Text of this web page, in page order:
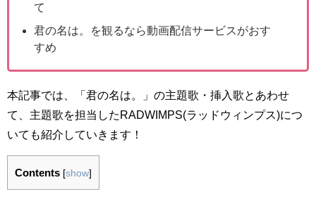
て
君の名は。を観るなら動画配信サービスがおす
すめ
本記事では、「君の名は。」の主題歌・挿入歌とあわせ
て、主題歌を担当したRADWIMPS(ラッドウィンプス)につ
いても紹介していきます！
Contents [show]